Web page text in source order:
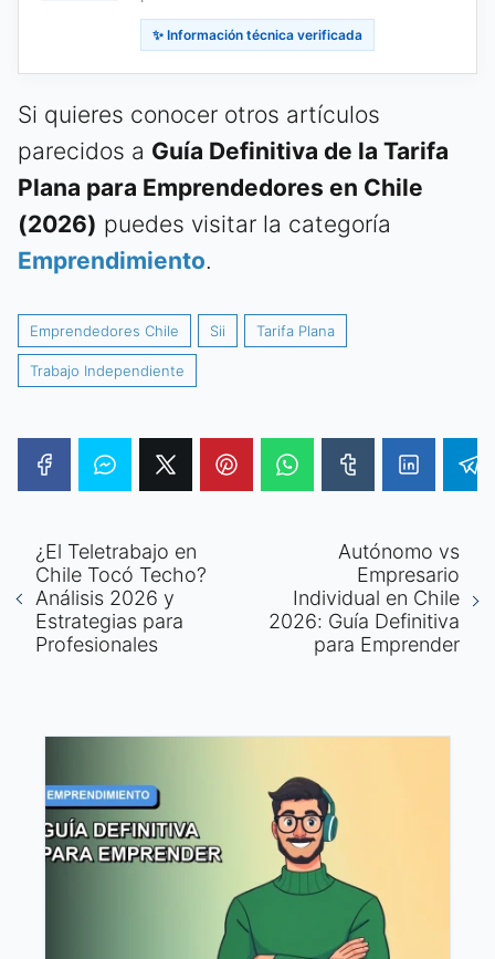
✨ Información técnica verificada
Si quieres conocer otros artículos
parecidos a Guía Definitiva de la Tarifa
Plana para Emprendedores en Chile
(2026) puedes visitar la categoría
Emprendimiento.
Emprendedores Chile Sii Tarifa Plana
Trabajo Independiente
¿El Teletrabajo en
Chile Tocó Techo?
Análisis 2026 y
Estrategias para
Profesionales
Autónomo vs
Empresario
Individual en Chile
2026: Guía Definitiva
para Emprender